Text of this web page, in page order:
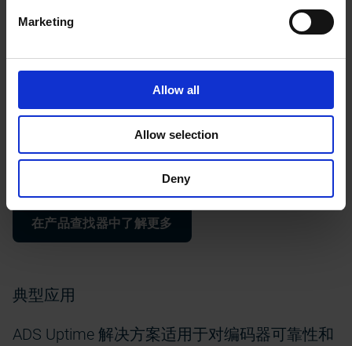
Marketing
Allow all
Allow selection
Deny
通过 Bluetooth 获取状态、环境和运行数据
不连接 ADS Link
不集成到上层系统
优化用于本地检查和服务场景
在产品查找器中了解更多
典型应用
ADS Uptime 解决方案适用于对编码器可靠性和